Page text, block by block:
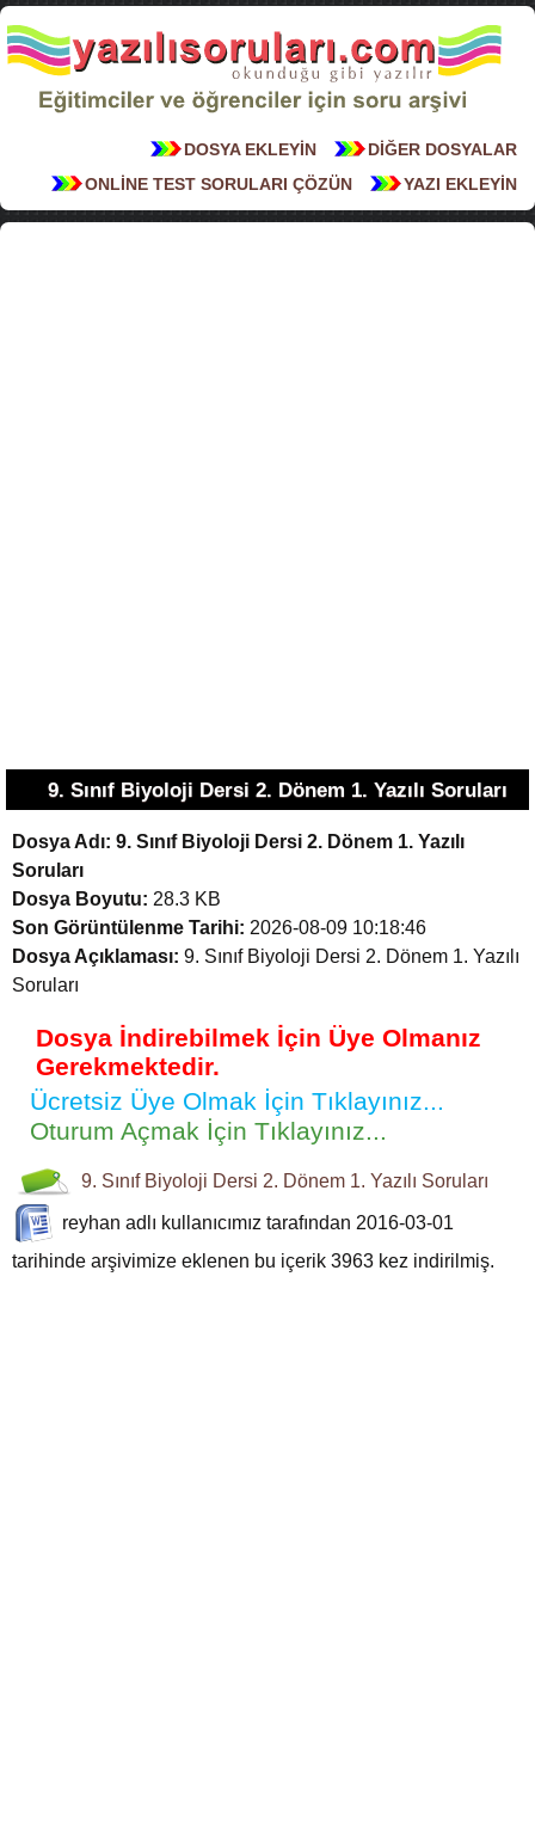
DİĞER DOSYALAR
DOSYA EKLEYİN
YAZI EKLEYİN
ONLİNE TEST SORULARI ÇÖZÜN
9. Sınıf Biyoloji Dersi 2. Dönem 1. Yazılı Soruları
Dosya Adı: 9. Sınıf Biyoloji Dersi 2. Dönem 1. Yazılı
Soruları
Dosya Boyutu: 28.3 KB
Son Görüntülenme Tarihi: 2026-08-09 10:18:46
Dosya Açıklaması: 9. Sınıf Biyoloji Dersi 2. Dönem 1. Yazılı
Soruları
Dosya İndirebilmek İçin Üye Olmanız
Gerekmektedir.
Ücretsiz Üye Olmak İçin Tıklayınız...
Oturum Açmak İçin Tıklayınız...
9. Sınıf Biyoloji Dersi 2. Dönem 1. Yazılı Soruları
reyhan adlı kullanıcımız tarafından 2016-03-01
tarihinde arşivimize eklenen bu içerik 3963 kez indirilmiş.